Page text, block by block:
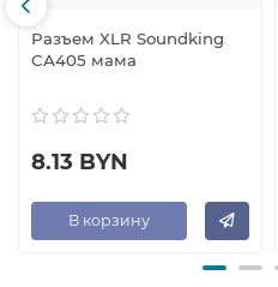
Разъем XLR Soundking
СА405 мама
8.13 BYN
В корзину